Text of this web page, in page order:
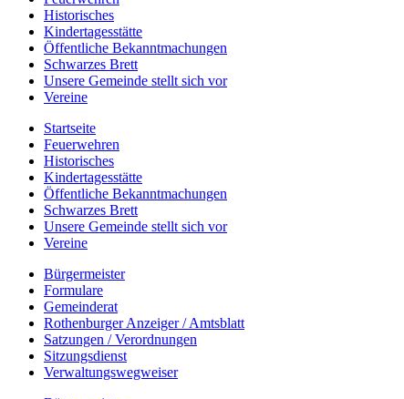
Historisches
Kindertagesstätte
Öffentliche Bekanntmachungen
Schwarzes Brett
Unsere Gemeinde stellt sich vor
Vereine
Startseite
Feuerwehren
Historisches
Kindertagesstätte
Öffentliche Bekanntmachungen
Schwarzes Brett
Unsere Gemeinde stellt sich vor
Vereine
Bürgermeister
Formulare
Gemeinderat
Rothenburger Anzeiger / Amtsblatt
Satzungen / Verordnungen
Sitzungsdienst
Verwaltungswegweiser